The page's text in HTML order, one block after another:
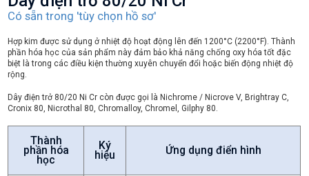
Có sẵn trong 'tùy chọn hồ sơ'
Hợp kim được sử dụng ở nhiệt độ hoạt động lên đến 1200°C (2200°F). Thành
phần hóa học của sản phẩm này đảm bảo khả năng chống oxy hóa tốt đặc
biệt là trong các điều kiện thường xuyên chuyển đổi hoặc biến động nhiệt độ
rộng.
Dây điện trở 80/20 Ni Cr còn được gọi là Nichrome / Nicrove V, Brightray C,
Cronix 80, Nicrothal 80, Chromalloy, Chromel, Gilphy 80.
Thành
phần hóa
học
Ký
hiệu Ứng dụng điển hình